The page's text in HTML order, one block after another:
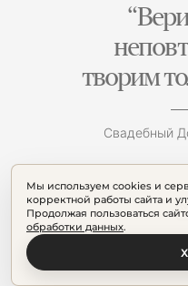
Мы используем cookies и
корректной работы сайта и
Продолжая пользоваться
обработки данных.
творим
Свадебный